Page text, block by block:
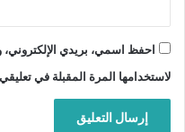
احفظ اسمي، بريدي الإلكتروني،
لاستخدامها المرة المقبلة في